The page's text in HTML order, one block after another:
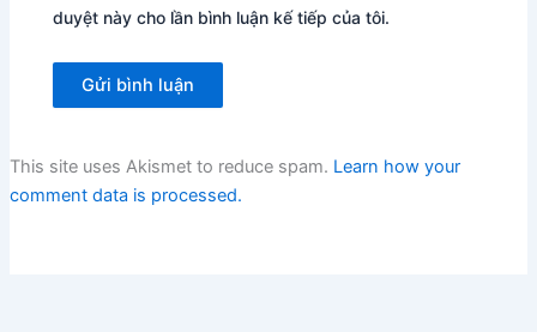
duyệt này cho lần bình luận kế tiếp của tôi.
This site uses Akismet to reduce spam. Learn how your
comment data is processed.